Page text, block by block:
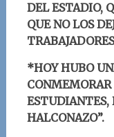
DEL ESTADIO,
QUE NO LOS
*HOY HUBO
ESTUDIANTES,
HALCONAZO”.